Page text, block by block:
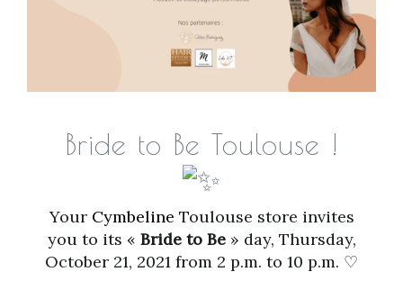
Bride to Be Toulouse !
Your Cymbeline Toulouse store invites
you to its « Bride to Be» day, Thursday,
October 21, 2021 from 2 p.m. to 10 p.m. ♡